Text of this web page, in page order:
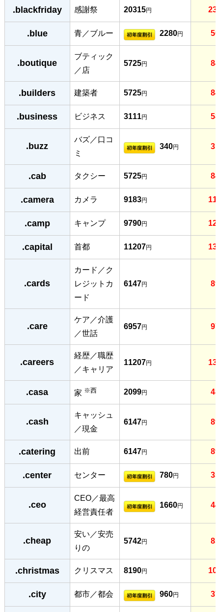
.blackfriday 感謝祭 20315円
.blue 青／ブルー 2280円
.boutique
ブティック
／店
5725円
.builders 建築者 5725円
.business ビジネス 3111円
.buzz
バズ／口コ
ミ
340円
.cab タクシー 5725円
.camera カメラ 9183円
.camp キャンプ 9790円
.capital 首都 11207円
.cards
カード／ク
レジットカ
ード
6147円
.care
ケア／介護
／世話
6957円
.careers
経歴／職歴
／キャリア
11207円
.casa 家 ※西 2099円
.cash
キャッシュ
／現金
6147円
.catering 出前 6147円
.center センター 780円
.ceo
CEO／最高
経営責任者
1660円
.cheap
安い／安売
りの
5742円
.christmas クリスマス 8190円
.city 都市／都会 960円